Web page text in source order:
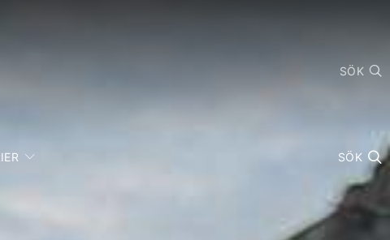
SÖK
SÖK